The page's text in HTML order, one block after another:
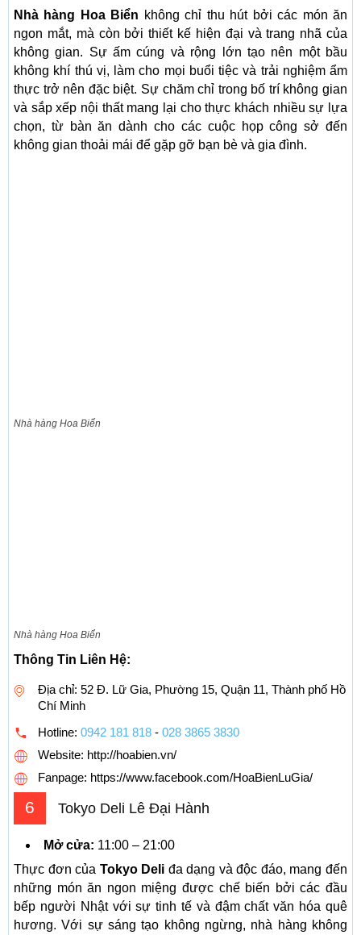
Nhà hàng Hoa Biển không chỉ thu hút bởi các món ăn
ngon mắt, mà còn bởi thiết kế hiện đại và trang nhã của
không gian. Sự ấm cúng và rộng lớn tạo nên một bầu
không khí thú vị, làm cho mọi buổi tiệc và trải nghiệm ẩm
thực trở nên đặc biệt. Sự chăm chỉ trong bố trí không gian
và sắp xếp nội thất mang lại cho thực khách nhiều sự lựa
chọn, từ bàn ăn dành cho các cuộc họp công sở đến
không gian thoải mái để gặp gỡ bạn bè và gia đình.
Nhà hàng Hoa Biển
Nhà hàng Hoa Biển
Thông Tin Liên Hệ:
Địa chỉ: 52 Đ. Lữ Gia, Phường 15, Quận 11, Thành phố Hồ
Chí Minh
Hotline: 0942 181 818 - 028 3865 3830
Website: http://hoabien.vn/
Fanpage: https://www.facebook.com/HoaBienLuGia/
6 Tokyo Deli Lê Đại Hành
Mở cửa: 11:00 – 21:00
Thực đơn của Tokyo Deli đa dạng và độc đáo, mang đến
những món ăn ngon miệng được chế biến bởi các đầu
bếp người Nhật với sự tinh tế và đậm chất văn hóa quê
hương. Với sự sáng tạo không ngừng, nhà hàng không